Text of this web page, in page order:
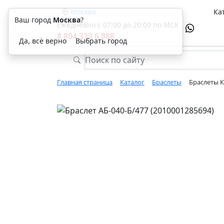
Москва
Ежедневно с 07:00 до 20:00 по МСК
8 804 333 6 888
Главная страница Каталог Браслеты Браслеты
Ваш город Москва?
Да, всё верно Выбрать город